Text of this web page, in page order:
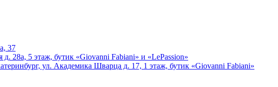
37
28а, 5 этаж, бутик «Giovanni Fabiani» и «LePassion»
ул. Академика Шварца д. 17, 1 этаж, бутик «Giovanni Fabiani»